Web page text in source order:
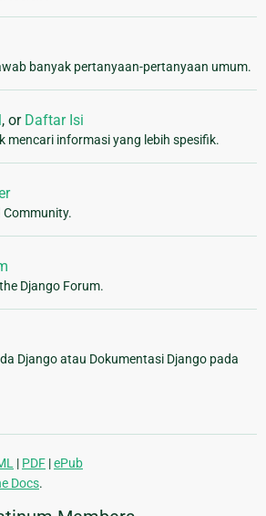
banyak pertanyaan-pertanyaan umum.
, or Daftar Isi
mencari informasi yang lebih spesifik.
Community.
Django Forum.
Django atau Dokumentasi Django pada
| PDF |ePub
Docs.